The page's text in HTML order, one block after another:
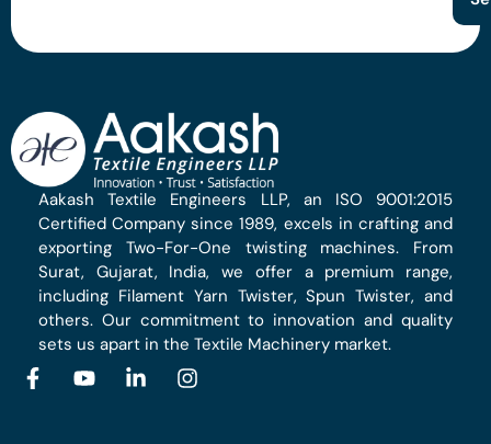
Aakash Textile Engineers LLP, an ISO 9001:2015
Certified Company since 1989, excels in crafting and
exporting Two-For-One twisting machines. From
Surat, Gujarat, India, we offer a premium range,
including Filament Yarn Twister, Spun Twister, and
others. Our commitment to innovation and quality
sets us apart in the Textile Machinery market.